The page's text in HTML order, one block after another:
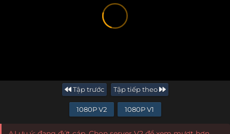
Tập trước Tập tiếp theo
1080P V2 1080P V1